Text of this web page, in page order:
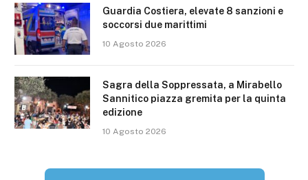
Guardia Costiera, elevate 8 sanzioni e
soccorsi due marittimi
10 Agosto 2026
Sagra della Soppressata, a Mirabello
Sannitico piazza gremita per la quinta
edizione
10 Agosto 2026